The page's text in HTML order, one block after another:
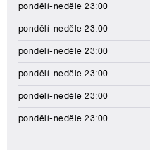
pondělí-neděle 23:00
pondělí-neděle 23:00
pondělí-neděle 23:00
pondělí-neděle 23:00
pondělí-neděle 23:00
pondělí-neděle 23:00